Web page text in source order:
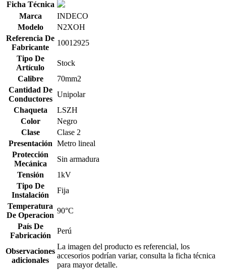
Ficha Técnica
Marca
INDECO
Modelo
N2XOH
Referencia De
Fabricante
10012925
Tipo De
Artículo
Stock
Calibre
70mm2
Cantidad De
Conductores
Unipolar
Chaqueta
LSZH
Color
Negro
Clase
Clase 2
Presentación Metro lineal
Protección
Mecánica
Sin armadura
Tensión
1kV
Tipo De
Instalación
Fija
Temperatura
De Operacion
90°C
País De
Fabricación
Perú
Observaciones
adicionales
La imagen del producto es referencial, los
accesorios podrían variar, consulta la ficha técnica
para mayor detalle.